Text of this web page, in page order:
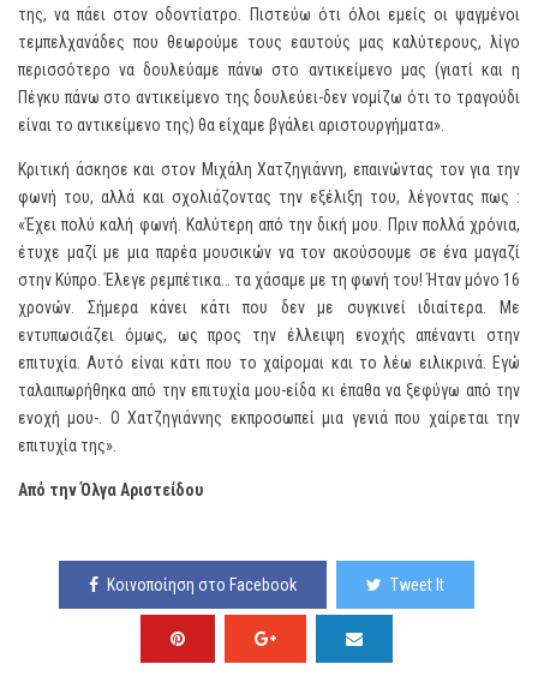
της, να πάει στον οδοντίατρο. Πιστεύω ότι όλοι εμείς οι ψαγμένοι
τεμπελχανάδες που θεωρούμε τους εαυτούς μας καλύτερους, λίγο
περισσότερο να δουλεύαμε πάνω στο αντικείμενο μας (γιατί και η
Πέγκυ πάνω στο αντικείμενο της δουλεύει-δεν νομίζω ότι το τραγούδι
είναι το αντικείμενο της) θα είχαμε βγάλει αριστουργήματα».
Κριτική άσκησε και στον Μιχάλη Χατζηγιάννη, επαινώντας τον για την
φωνή του, αλλά και σχολιάζοντας την εξέλιξη του, λέγοντας πως :
«Έχει πολύ καλή φωνή. Καλύτερη από την δική μου. Πριν πολλά χρόνια,
έτυχε μαζί με μια παρέα μουσικών να τον ακούσουμε σε ένα μαγαζί
στην Κύπρο. Έλεγε ρεμπέτικα… τα χάσαμε με τη φωνή του! Ήταν μόνο 16
χρονών. Σήμερα κάνει κάτι που δεν με συγκινεί ιδιαίτερα. Με
εντυπωσιάζει όμως, ως προς την έλλειψη ενοχής απέναντι στην
επιτυχία. Αυτό είναι κάτι που το χαίρομαι και το λέω ειλικρινά. Εγώ
ταλαιπωρήθηκα από την επιτυχία μου-είδα κι έπαθα να ξεφύγω από την
ενοχή μου-. Ο Χατζηγιάννης εκπροσωπεί μια γενιά που χαίρεται την
επιτυχία της».
Από την Όλγα Αριστείδου
Κοινοποίηση στο Facebook Tweet It